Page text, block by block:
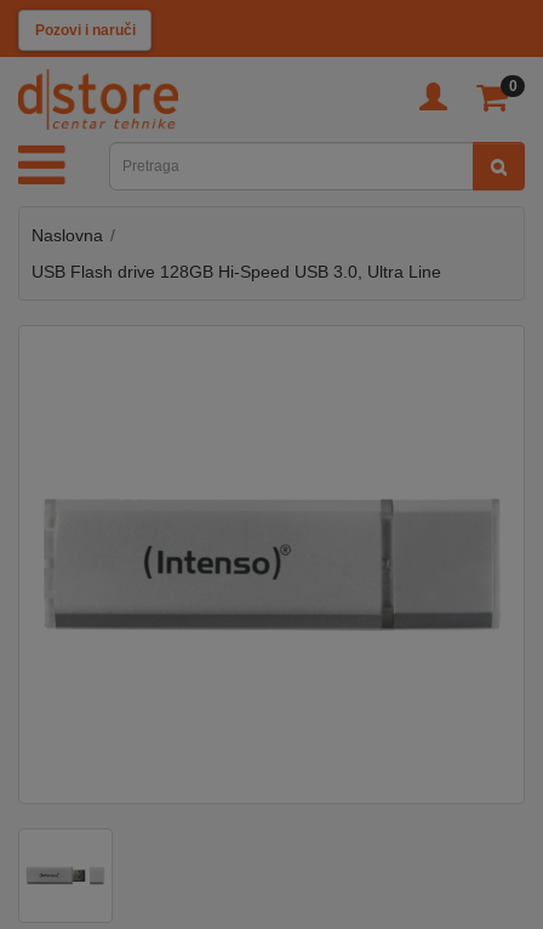
Pozovi i naruči
0
KATEGORIJE
TV
SAT
MOBILNI
UREĐAJI
DOM
Naslovna
USB Flash drive 128GB Hi-Speed USB 3.0, Ultra Line